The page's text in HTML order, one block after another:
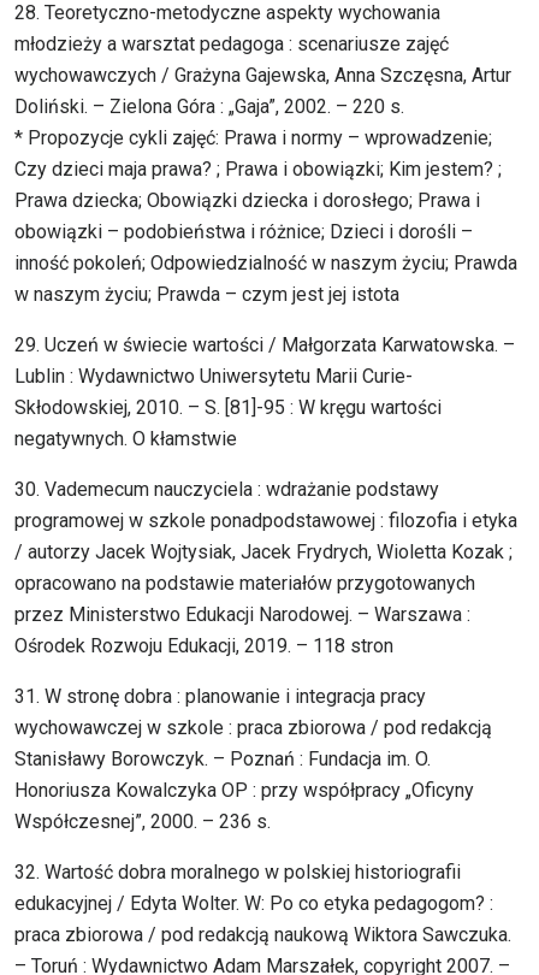
28. Teoretyczno-metodyczne aspekty wychowania
młodzieży a warsztat pedagoga : scenariusze zajęć
wychowawczych / Grażyna Gajewska, Anna Szczęsna, Artur
Doliński. – Zielona Góra : „Gaja”, 2002. – 220 s.
* Propozycje cykli zajęć: Prawa i normy – wprowadzenie;
Czy dzieci maja prawa? ; Prawa i obowiązki; Kim jestem? ;
Prawa dziecka; Obowiązki dziecka i dorosłego; Prawa i
obowiązki – podobieństwa i różnice; Dzieci i dorośli –
inność pokoleń; Odpowiedzialność w naszym życiu; Prawda
w naszym życiu; Prawda – czym jest jej istota
29. Uczeń w świecie wartości / Małgorzata Karwatowska. –
Lublin : Wydawnictwo Uniwersytetu Marii Curie-
Skłodowskiej, 2010. – S. [81]-95 : W kręgu wartości
negatywnych. O kłamstwie
30. Vademecum nauczyciela : wdrażanie podstawy
programowej w szkole ponadpodstawowej : filozofia i etyka
/ autorzy Jacek Wojtysiak, Jacek Frydrych, Wioletta Kozak ;
opracowano na podstawie materiałów przygotowanych
przez Ministerstwo Edukacji Narodowej. – Warszawa :
Ośrodek Rozwoju Edukacji, 2019. – 118 stron
31. W stronę dobra : planowanie i integracja pracy
wychowawczej w szkole : praca zbiorowa / pod redakcją
Stanisławy Borowczyk. – Poznań : Fundacja im. O.
Honoriusza Kowalczyka OP : przy współpracy „Oficyny
Współczesnej”, 2000. – 236 s.
32. Wartość dobra moralnego w polskiej historiografii
edukacyjnej / Edyta Wolter. W: Po co etyka pedagogom? :
praca zbiorowa / pod redakcją naukową Wiktora Sawczuka.
– Toruń : Wydawnictwo Adam Marszałek, copyright 2007. –